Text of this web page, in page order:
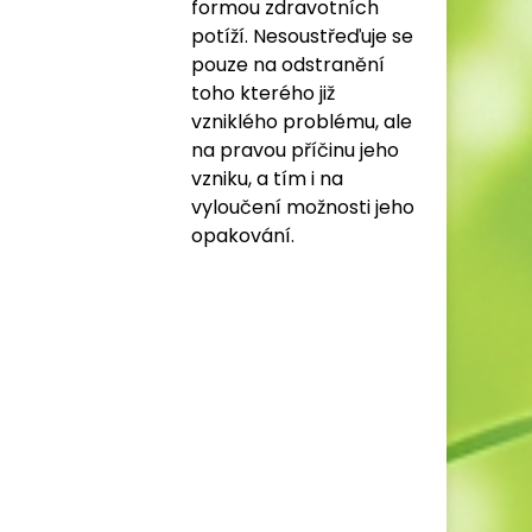
formou zdravotních
potíží. Nesoustřeďuje se
pouze na odstranění
toho kterého již
vzniklého problému, ale
na pravou příčinu jeho
vzniku, a tím i na
vyloučení možnosti jeho
opakování.